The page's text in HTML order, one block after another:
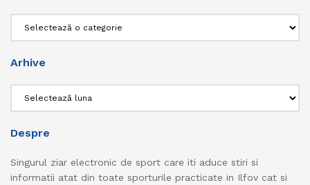
Arhive
Despre
Singurul ziar electronic de sport care iti aduce stiri si
informatii atat din toate sporturile practicate in Ilfov cat si